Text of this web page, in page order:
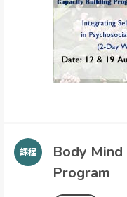
Body
Program